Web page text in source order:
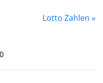
Lotto Zahlen »